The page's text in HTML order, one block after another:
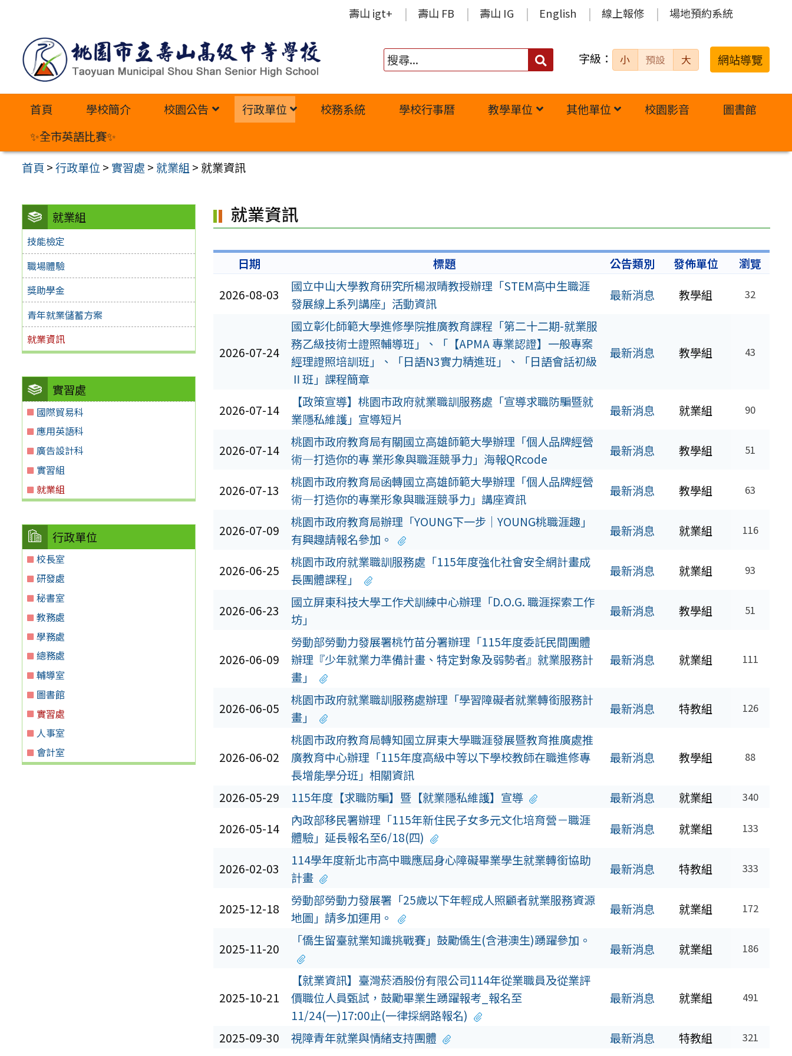
內
壽山 igt+ 壽山 FB 壽山 IG English 線上報修 場地預約系統
搜
字級： 小 預設 大 網站導覽
首頁 學校簡介 校園公告 行政單位 校務系統 學校行事曆 教學單位 其他單位 校園影音
圖書館
✨全市英語比賽✨
首頁 >行政單位 > 實習處 > 就業組 > 就業資訊
就業組
技能檢定
職場體驗
獎助學金
青年就業儲蓄方案
就業資訊
實習處
國際貿易科
應用英語科
廣告設計科
實習組
就業組
行政單位
校長室
研發處
秘書室
教務處
學務處
總務處
輔導室
圖書館
實習處
人事室
會計室
就業資訊
日期 標題 公告類別 發佈單位
瀏覽
2026-08-03
國立中山大學教育研究所楊淑晴教授辦理「STEM高中生職涯
發展線上系列講座」活動資訊
最新消息 教學組 32
2026-07-24
國立彰化師範大學進修學院推廣教育課程「第二十二期-就業服
務乙級技術士證照輔導班」、「【APMA 專業認證】一般專案
經理證照培訓班」、「日語N3實力精進班」、「日語會話初級
Ⅱ班」課程簡章
最新消息 教學組 43
2026-07-14
【政策宣導】桃園市政府就業職訓服務處「宣導求職防騙暨就
業隱私維護」宣導短片
最新消息 就業組 90
2026-07-14
桃園市政府教育局有關國立高雄師範大學辦理「個人品牌經營
術—打造你的專 業形象與職涯競爭力」海報QRcode
最新消息 教學組 51
2026-07-13
桃園市政府教育局函轉國立高雄師範大學辦理「個人品牌經營
術—打造你的專業形象與職涯競爭力」講座資訊
最新消息 教學組 63
2026-07-09
桃園市政府教育局辦理「YOUNG下一步｜YOUNG桃職涯趣」
有興趣請報名參加。
最新消息 就業組 116
2026-06-25
桃園市政府就業職訓服務處「115年度強化社會安全網計畫成
長團體課程」
最新消息 就業組 93
2026-06-23
國立屏東科技大學工作犬訓練中心辦理「D.O.G. 職涯探索工作
坊」
最新消息 教學組 51
2026-06-09
勞動部勞動力發展署桃竹苗分署辦理「115年度委託民間團體
辦理『少年就業力準備計畫、特定對象及弱勢者』就業服務計
畫」
最新消息 就業組 111
2026-06-05
桃園市政府就業職訓服務處辦理「學習障礙者就業轉銜服務計
畫」
最新消息 特教組 126
2026-06-02
桃園市政府教育局轉知國立屏東大學職涯發展暨教育推廣處推
廣教育中心辦理「115年度高級中等以下學校教師在職進修專
長增能學分班」相關資訊
最新消息 教學組 88
2026-05-29 115年度【求職防騙】暨【就業隱私維護】宣導 最新消息 就業組 340
2026-05-14
內政部移民署辦理「115年新住民子女多元文化培育營－職涯
體驗」延長報名至6/18(四)
最新消息 就業組 133
2026-02-03
114學年度新北市高中職應屆身心障礙畢業學生就業轉銜協助
計畫
最新消息 特教組 333
2025-12-18
勞動部勞動力發展署「25歲以下年輕成人照顧者就業服務資源
地圖」請多加運用。
最新消息 就業組 172
2025-11-20
「僑生留臺就業知識挑戰賽」鼓勵僑生(含港澳生)踴躍參加。
最新消息 就業組 186
2025-10-21
【就業資訊】臺灣菸酒股份有限公司114年從業職員及從業評
價職位人員甄試，鼓勵畢業生踴躍報考_報名至
11/24(一)17:00止(一律採網路報名)
最新消息 就業組 491
2025-09-30 視障青年就業與情緒支持團體 最新消息 特教組 321